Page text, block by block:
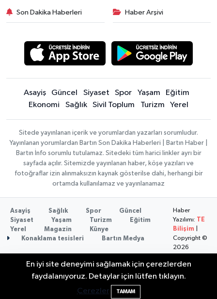
Son Dakika Haberleri Haber Arşivi
Asayiş Güncel Siyaset Spor Yaşam
Eğitim
Ekonomi
Sağlık Sivil Toplum Turizm Yerel
Sitede yayınlanan içerik ve yorumlardan yazarları sorumludur.
Yayınlanan yorumlardan Bartın Son Dakika Haberleri | Bartın Haber |
Bartın İnfo sorumlu tutulamaz. Sitedeki tüm harici linkler ayrı bir
sayfada açılır. Sitemizde yayınlanan haber, köşe yazıları ve
fotoğraflar izin alınmaksızın kaynak gösterilse dahi, herhangi bir
ortamda kullanılamaz ve yayınlanamaz
Asayiş Sağlık Spor
Güncel
Siyaset
Yaşam Turizm
Eğitim
Yerel
Magazin
Künye
Konaklama tesisleri
Bartın Medya
Haber
Yazılımı: TE
Bilişim
Copyright ©
2026
En iyi site deneyimi sağlamak için çerezlerden
faydalanıyoruz. Detaylar için lütfen tıklayın.
Çerezler
TAMAM
10:24 Bartın Aile Kampı İçin Başvurular Sona